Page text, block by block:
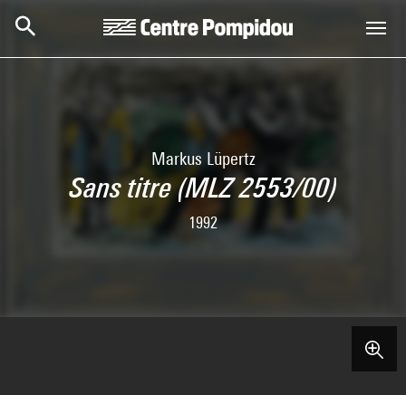
Markus Lüpertz
Sans titre (MLZ 2553/00)
1992